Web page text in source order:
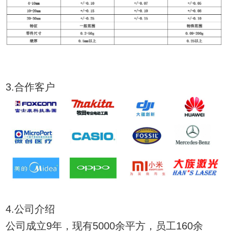
3.合作客户
4.公司介绍
公司成立9年，现有5000余平方，员工160余